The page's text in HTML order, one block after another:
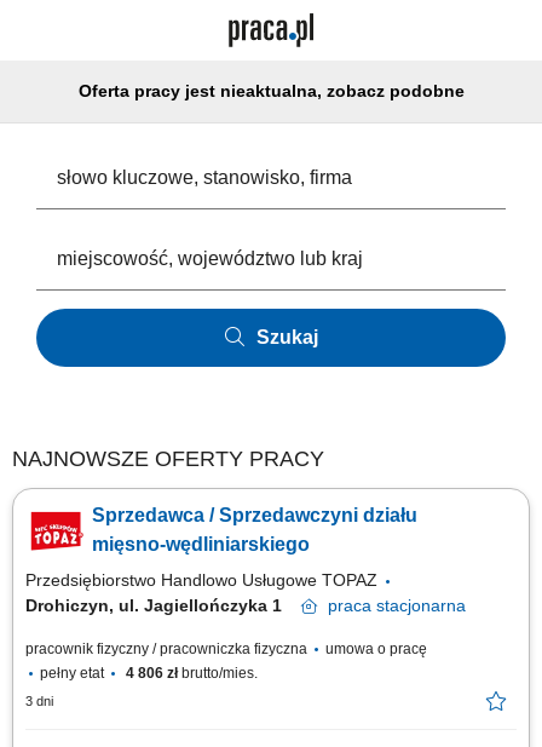
Oferta pracy jest nieaktualna, zobacz podobne
Szukaj
NAJNOWSZE OFERTY PRACY
Sprzedawca / Sprzedawczyni działu
mięsno-wędliniarskiego
Przedsiębiorstwo Handlowo Usługowe TOPAZ
Drohiczyn, ul. Jagiellończyka 1
praca stacjonarna
pracownik fizyczny / pracowniczka fizyczna
umowa o pracę
pełny etat
4 806 złbrutto/mies.
3 dni